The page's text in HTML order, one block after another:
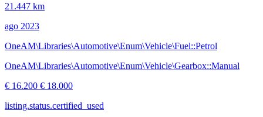
21.447 km
ago 2023
OneAM\Libraries\Automotive\Enum\Vehicle\Fuel::Petrol
OneAM\Libraries\Automotive\Enum\Vehicle\Gearbox::Manual
€ 16.200 € 18.000
listing.status.certified_used